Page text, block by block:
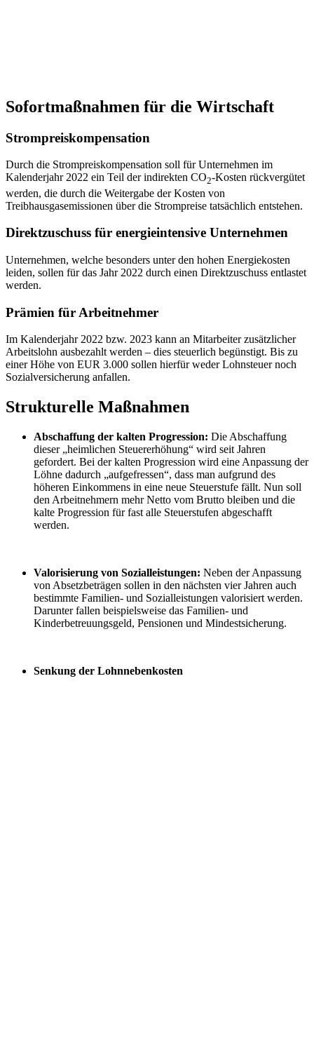
Sofortmaßnahmen für die Wirtschaft
Strompreiskompensation
Durch die Strompreiskompensation soll für Unternehmen im
Kalenderjahr 2022 ein Teil der indirekten CO2-Kosten rückvergütet
werden, die durch die Weitergabe der Kosten von
Treibhausgasemissionen über die Strompreise tatsächlich entstehen.
Direktzuschuss für energieintensive Unternehmen
Unternehmen, welche besonders unter den hohen Energiekosten
leiden, sollen für das Jahr 2022 durch einen Direktzuschuss entlastet
werden.
Prämien für Arbeitnehmer
Im Kalenderjahr 2022 bzw. 2023 kann an Mitarbeiter zusätzlicher
Arbeitslohn ausbezahlt werden – dies steuerlich begünstigt. Bis zu
einer Höhe von EUR 3.000 sollen hierfür weder Lohnsteuer noch
Sozialversicherung anfallen.
Strukturelle Maßnahmen
Abschaffung der kalten Progression: Die Abschaffung
dieser „heimlichen Steuererhöhung“ wird seit Jahren
gefordert. Bei der kalten Progression wird eine Anpassung der
Löhne dadurch „aufgefressen“, dass man aufgrund des
höheren Einkommens in eine neue Steuerstufe fällt. Nun soll
den Arbeitnehmern mehr Netto vom Brutto bleiben und die
kalte Progression für fast alle Steuerstufen abgeschafft
werden.
Valorisierung von Sozialleistungen: Neben der Anpassung
von Absetzbeträgen sollen in den nächsten vier Jahren auch
bestimmte Familien- und Sozialleistungen valorisiert werden.
Darunter fallen beispielsweise das Familien- und
Kinderbetreuungsgeld, Pensionen und Mindestsicherung.
Senkung der Lohnnebenkosten